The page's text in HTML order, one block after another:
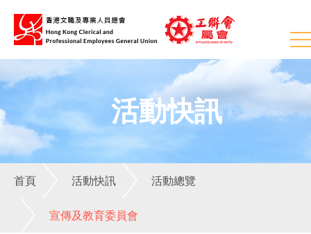
活動快訊
首頁 活動快訊 活動總覽
宣傳及教育委員會